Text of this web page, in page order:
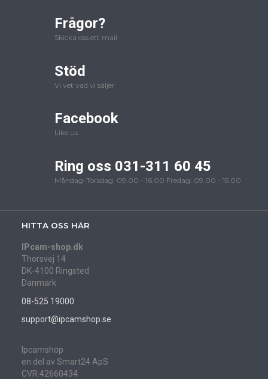
Frågor?
Skicka oss ett mail
Stöd
Vi vet vad vi säljer
Facebook
Like us
Ring oss 031-311 60 45
Måndag-Torsdag: 09.00 - 16.00 Fredag: 09.00 - 15.00
HITTA OSS HÄR
IPcam-shop.dk
Thorsvej 14
DK-4100 Ringsted
Danmark
08-525 19000
support@ipcamshop.se
Ipcamshop
en del av Smart24 ApS
CVR:42660434